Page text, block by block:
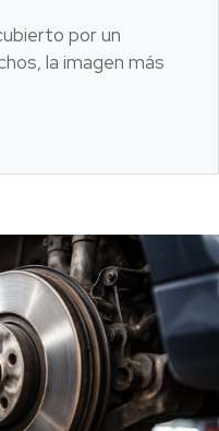
por un
la imagen más